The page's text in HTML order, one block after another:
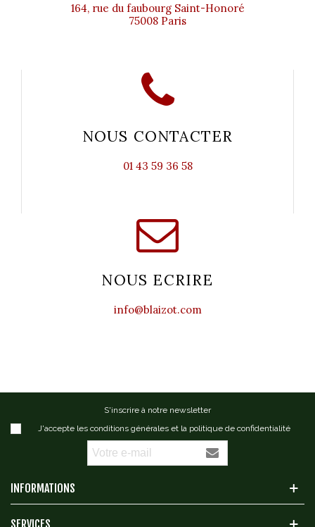
164, rue du faubourg Saint-Honoré
75008 Paris
NOUS CONTACTER
01 43 59 36 58
NOUS ECRIRE
info@blaizot.com
S'inscrire à notre newsletter
J'accepte les conditions générales et la politique de confidentialité
INFORMATIONS
SERVICES